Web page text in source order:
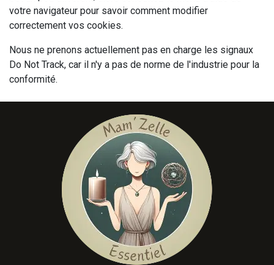
votre navigateur pour savoir comment modifier
correctement vos cookies.
Nous ne prenons actuellement pas en charge les signaux
Do Not Track, car il n'y a pas de norme de l'industrie pour la
conformité.